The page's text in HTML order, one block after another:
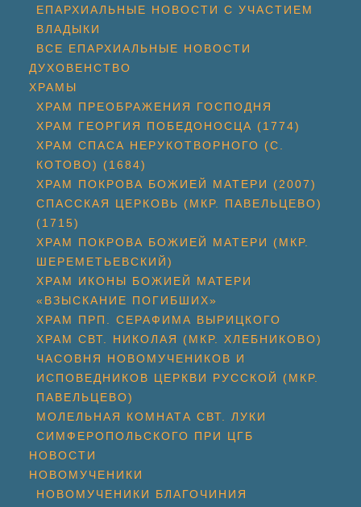
ЕПАРХИАЛЬНЫЕ НОВОСТИ С УЧАСТИЕМ
ВЛАДЫКИ
ВСЕ ЕПАРХИАЛЬНЫЕ НОВОСТИ
ДУХОВЕНСТВО
ХРАМЫ
ХРАМ ПРЕОБРАЖЕНИЯ ГОСПОДНЯ
ХРАМ ГЕОРГИЯ ПОБЕДОНОСЦА (1774)
ХРАМ СПАСА НЕРУКОТВОРНОГО (С.
КОТОВО) (1684)
ХРАМ ПОКРОВА БОЖИЕЙ МАТЕРИ (2007)
СПАССКАЯ ЦЕРКОВЬ (МКР. ПАВЕЛЬЦЕВО)
(1715)
ХРАМ ПОКРОВА БОЖИЕЙ МАТЕРИ (МКР.
ШЕРЕМЕТЬЕВСКИЙ)
ХРАМ ИКОНЫ БОЖИЕЙ МАТЕРИ
«ВЗЫСКАНИЕ ПОГИБШИХ»
ХРАМ ПРП. СЕРАФИМА ВЫРИЦКОГО
ХРАМ СВТ. НИКОЛАЯ (МКР. ХЛЕБНИКОВО)
ЧАСОВНЯ НОВОМУЧЕНИКОВ И
ИСПОВЕДНИКОВ ЦЕРКВИ РУССКОЙ (МКР.
ПАВЕЛЬЦЕВО)
МОЛЕЛЬНАЯ КОМНАТА СВТ. ЛУКИ
СИМФЕРОПОЛЬСКОГО ПРИ ЦГБ
НОВОСТИ
НОВОМУЧЕНИКИ
НОВОМУЧЕНИКИ БЛАГОЧИНИЯ